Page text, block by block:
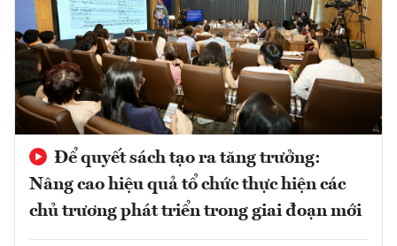
Để quyết sách tạo ra tăng trưởng:
Nâng cao hiệu quả tổ chức thực hiện các
chủ trương phát triển trong giai đoạn mới